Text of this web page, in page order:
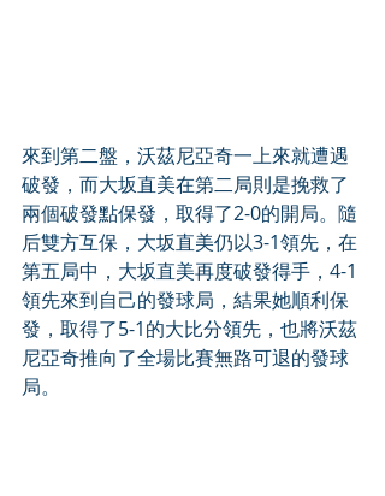
來到第二盤，沃茲尼亞奇一上來就遭遇
破發，而大坂直美在第二局則是挽救了
兩個破發點保發，取得了2-0的開局。隨
后雙方互保，大坂直美仍以3-1領先，在
第五局中，大坂直美再度破發得手，4-1
領先來到自己的發球局，結果她順利保
發，取得了5-1的大比分領先，也將沃茲
尼亞奇推向了全場比賽無路可退的發球
局。